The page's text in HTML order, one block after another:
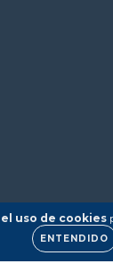
uso de cookies
ENTENDIDO